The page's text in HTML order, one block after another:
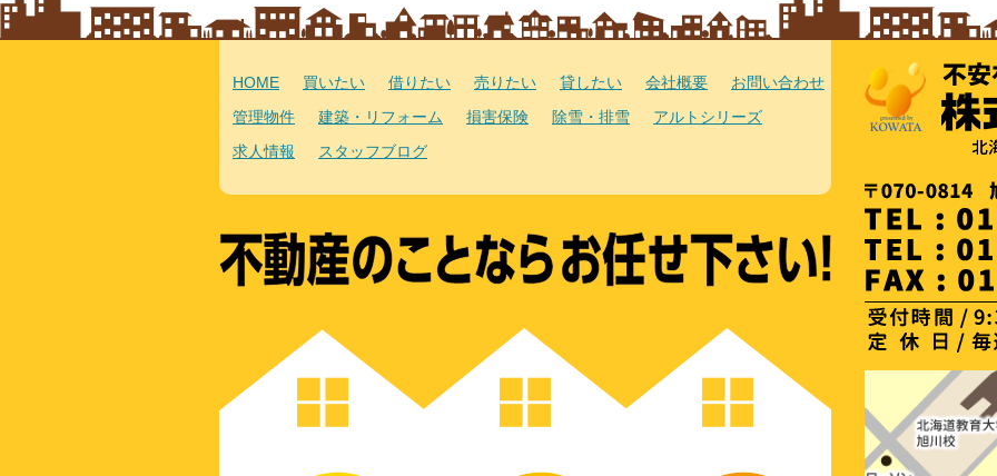
HOME 買いたい 借りたい 売りたい 貸したい 会社概要 お問い合わせ
管理物件 建築・リフォーム 損害保険 除雪・排雪 アルトシリーズ
求人情報 スタッフブログ